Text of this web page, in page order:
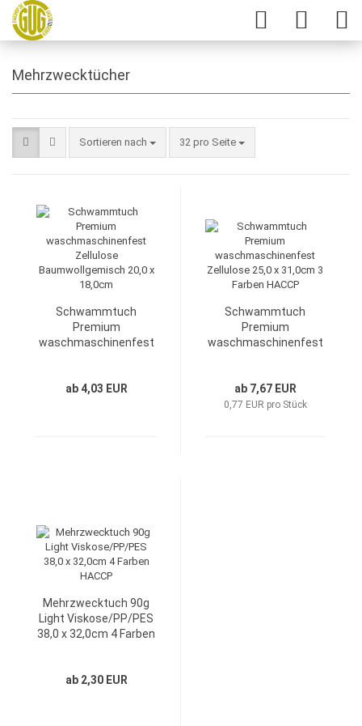
Mehrzwecktücher
Sortieren nach 32 pro Seite
Schwammtuch
Premium
waschmaschinenfest
20,0 x 18,0cm
ab 4,03 EUR
Schwammtuch
Premium
waschmaschinenfest
HACCP
ab 7,67 EUR
0,77 EUR pro Stück
Mehrzwecktuch 90g
Light Viskose/PP/PES
38,0 x 32,0cm 4 Farben
ab 2,30 EUR